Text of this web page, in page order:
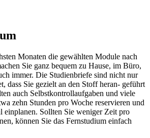
Monaten die gewählten Module nach
Sie ganz bequem zu Hause, im Büro,
immer. Die Studienbriefe sind nicht nur
dass Sie gezielt an den Stoff heran- geführt
auch Selbstkontrollaufgaben und viele
zehn Stunden pro Woche reservieren und
einplanen. Sollten Sie weniger Zeit pro
können Sie das Fernstudium einfach